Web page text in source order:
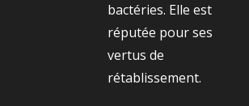
bactéries. Elle est
réputée pour ses
vertus de
rétablissement.